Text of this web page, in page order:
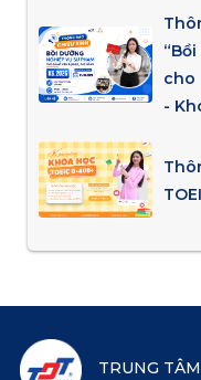
cho
-
TRUNG